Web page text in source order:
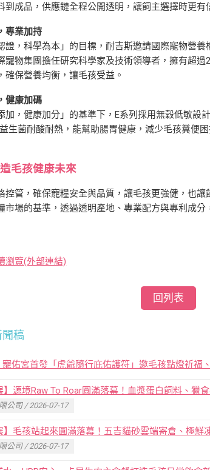
到成品，供應鏈全程公開透明，讓飼主選擇時更有
專業加持
證，科學為本」的目標，耐吉斯邀請國際寵物營養
寵物集團擔任研究科學家及技術領導者，擁有超
確保營養均衡，讓毛孩受益。
健康加碼
加，健康加分」的基準下，E系列採用無穀低敏設
生菌耐酸耐熱，能幫助腸胃健康，減少毛孩糞便
毛孩健康未來
控管，確保寵糧安全與品質，讓毛孩更強健，也
市場的基準，透過透明產地、專業配方與專利成
瀏覽(外部連結)
回列表
聞稿
佑宮首發「虎爺隨行庇佑護符」邀毛孩點燈祈福
】源境Raw To Roar圓滿落幕！血漿蛋白飼料、獵
公司 / 2026-07-17
】毛孩站起來圓滿落幕！五吉貓砂雲端寄倉、極鮮
公司 / 2026-07-17